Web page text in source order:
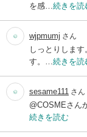
を感… 続きを読
wjpmumj さん
しっとりしま
す。… 続きを読
sesame111 さん
@COSMEさん
続きを読む